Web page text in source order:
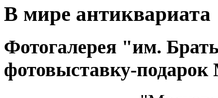
В мире антиквариата
Фотогалерея "им.
фотовыставку-подарок